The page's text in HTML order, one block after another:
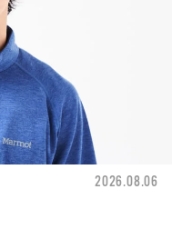
2026.08.06